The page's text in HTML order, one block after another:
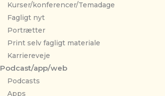
Kurser/konferencer/Temadage
Fagligt nyt
Portrætter
Print selv fagligt materiale
Karriereveje
Podcast/app/web
Podcasts
Apps